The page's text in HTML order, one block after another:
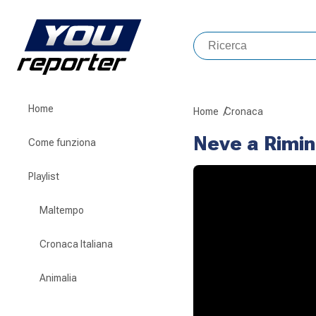
Home
Come funziona
Playlist
Maltempo
Cronaca Italiana
Animalia
Home Cronaca
Neve a